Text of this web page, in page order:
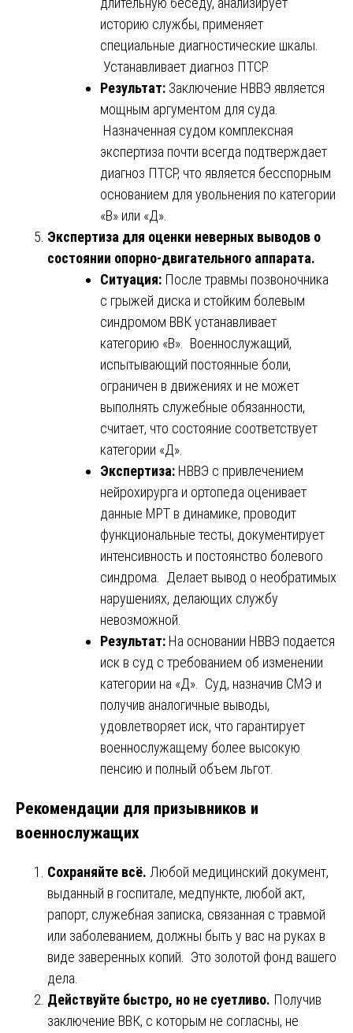
историю службы, применяет
специальные диагностические шкалы.
Устанавливает диагноз ПТСР.
Результат: Заключение НВВЭ является
мощным аргументом для суда.
Назначенная судом комплексная
экспертиза почти всегда подтверждает
диагноз ПТСР, что является бесспорным
основанием для увольнения по категории
«В» или «Д».
Экспертиза для оценки неверных выводов о
состоянии опорно-двигательного аппарата.
Ситуация: После травмы позвоночника
с грыжей диска и стойким болевым
синдромом ВВК устанавливает
категорию «В». Военнослужащий,
испытывающий постоянные боли,
ограничен в движениях и не может
выполнять служебные обязанности,
считает, что состояние соответствует
категории «Д».
Экспертиза: НВВЭ с привлечением
нейрохирурга и ортопеда оценивает
данные МРТ в динамике, проводит
функциональные тесты, документирует
интенсивность и постоянство болевого
синдрома. Делает вывод о необратимых
нарушениях, делающих службу
невозможной.
Результат: На основании НВВЭ подается
иск в суд с требованием об изменении
категории на «Д». Суд, назначив СМЭ и
получив аналогичные выводы,
удовлетворяет иск, что гарантирует
военнослужащему более высокую
пенсию и полный объем льгот.
Рекомендации для призывников и
военнослужащих
Сохраняйте всё. Любой медицинский документ,
выданный в госпитале, медпункте, любой акт,
рапорт, служебная записка, связанная с травмой
или заболеванием, должны быть у вас на руках в
виде заверенных копий. Это золотой фонд вашего
дела.
Действуйте быстро, но не суетливо. Получив
заключение ВВК, с которым не согласны, не